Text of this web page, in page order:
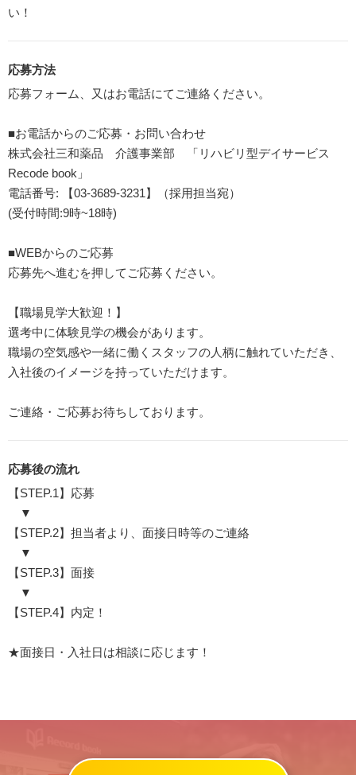
い！
応募方法
応募フォーム、又はお電話にてご連絡ください。
■お電話からのご応募・お問い合わせ
株式会社三和薬品 介護事業部 「リハビリ型デイサービス
Recode book」
電話番号: 【03-3689-3231】（採用担当宛）
(受付時間:9時~18時)
■WEBからのご応募
応募先へ進むを押してご応募ください。
【職場見学大歓迎！】
選考中に体験見学の機会があります。
職場の空気感や一緒に働くスタッフの人柄に触れていただき、
入社後のイメージを持っていただけます。
ご連絡・ご応募お待ちしております。
応募後の流れ
【STEP.1】応募
▼
【STEP.2】担当者より、面接日時等のご連絡
▼
【STEP.3】面接
▼
【STEP.4】内定！
★面接日・入社日は相談に応じます！